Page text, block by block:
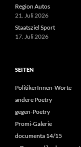
Region Autos
21. Juli 2026
Staatsziel Sport
17. Juli 2026
SEITEN
PolitikerInnen-Worte
andere Poetry
gegen-Poetry
Promi-Galerie
documenta 14/15